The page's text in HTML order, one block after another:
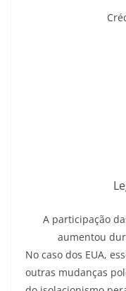
A participação
aumentou
No caso dos EUA,
outras mudanças